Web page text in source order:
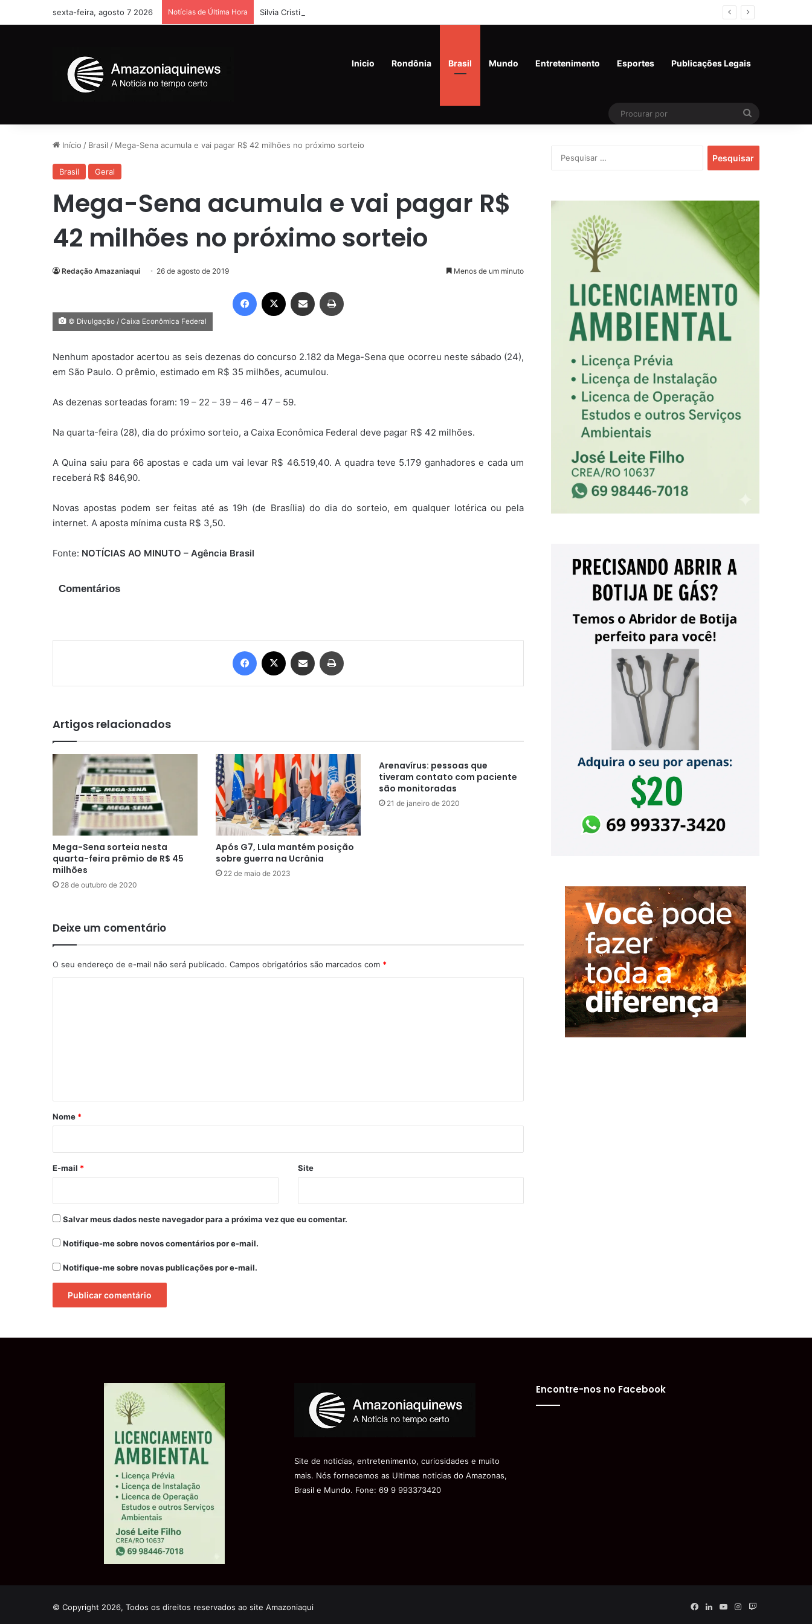
sexta-feira, agosto 7 2026 Notícias de Última Hora Silvia Cristina (21%) e Dr. Fernando Máximo (19%) Lideram Corrida Eleitoral em Rondônia
Inicio Rondônia Brasil Mundo Entretenimento Esportes Publicações Legais
Procurar
Início / Brasil / Mega-Sena acumula e vai pagar R$ 42 milhões no próximo sorteio
Brasil Geral
Mega-Sena acumula e vai pagar R$
42 milhões no próximo sorteio
Redação Amazaniaqui 26 de agosto de 2019 Menos de um minuto
Facebook Compartilhar via e-mail
© Divulgação / Caixa Econômica Federal
Nenhum apostador acertou as seis dezenas do concurso 2.182 da Mega-Sena que ocorreu neste sábado (24),
em São Paulo. O prêmio, estimado em R$ 35 milhões, acumulou.
As dezenas sorteadas foram: 19 – 22 – 39 – 46 – 47 – 59.
Na quarta-feira (28), dia do próximo sorteio, a Caixa Econômica Federal deve pagar R$ 42 milhões.
A Quina saiu para 66 apostas e cada um vai levar R$ 46.519,40. A quadra teve 5.179 ganhadores e cada um
receberá R$ 846,90.
Novas apostas podem ser feitas até as 19h (de Brasília) do dia do sorteio, em qualquer lotérica ou pela
internet. A aposta mínima custa R$ 3,50.
Fonte: NOTÍCIAS AO MINUTO – Agência Brasil
Comentários
Facebook Compartilhar via e-mail
Artigos relacionados
Mega-Sena sorteia nesta
quarta-feira prêmio de R$ 45
milhões
28 de outubro de 2020
Após G7, Lula mantém posição
sobre guerra na Ucrânia
22 de maio de 2023
Arenavírus: pessoas que
tiveram contato com paciente
são monitoradas
21 de janeiro de 2020
Deixe um comentário
O seu endereço de e-mail não será publicado. Campos obrigatórios são marcados com *
r
*
Nome *
E-mail * Site
Salvar meus dados neste navegador para a próxima vez que eu comentar.
Notifique-me sobre novos comentários por e-mail.
Notifique-me sobre novas publicações por e-mail.
por:
Site de noticias, entretenimento, curiosidades e muito
mais. Nós fornecemos as Ultimas noticias do Amazonas,
Brasil e Mundo. Fone: 69 9 993373420
Encontre-nos no Facebook
© Copyright 2026, Todos os direitos reservados ao site Amazoniaqui Facebook
LinkedinYouTubeInstagram
Twitch